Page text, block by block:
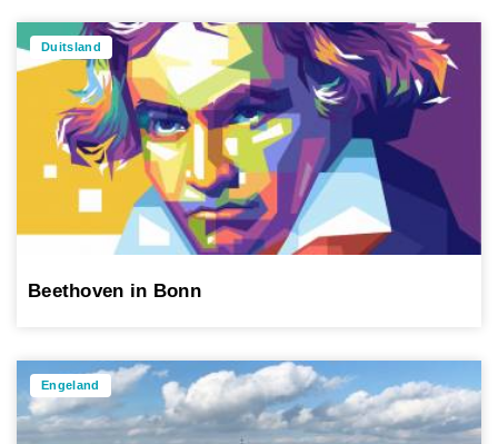
Duitsland
Beethoven in Bonn
Engeland